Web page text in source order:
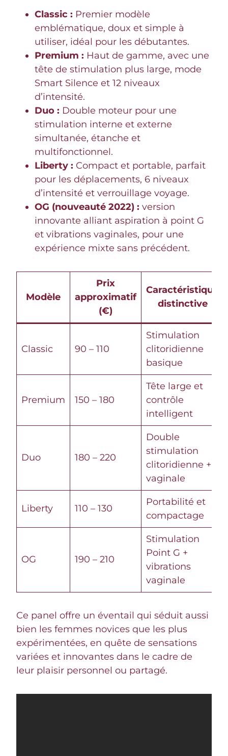
Classic : Premier modèle
emblématique, doux et simple à
utiliser, idéal pour les débutantes.
Premium : Haut de gamme, avec une
tête de stimulation plus large, mode
Smart Silence et 12 niveaux
d’intensité.
Duo : Double moteur pour une
stimulation interne et externe
simultanée, étanche et
multifonctionnel.
Liberty : Compact et portable, parfait
pour les déplacements, 6 niveaux
d’intensité et verrouillage voyage.
OG (nouveauté 2022) : version
innovante alliant aspiration à point G
et vibrations vaginales, pour une
expérience mixte sans précédent.
Modèle
Prix
approximatif
(€)
Caractéristique
distinctive
Classic 90 – 110
Stimulation
clitoridienne
basique
Premium 150 – 180
Tête large et
contrôle
intelligent
Duo 180 – 220
Double
stimulation
clitoridienne +
vaginale
Liberty 110 – 130
Portabilité et
compactage
OG 190 – 210
Stimulation
Point G +
vibrations
vaginale
Ce panel offre un éventail qui séduit aussi
bien les femmes novices que les plus
expérimentées, en quête de sensations
variées et innovantes dans le cadre de
leur plaisir personnel ou partagé.